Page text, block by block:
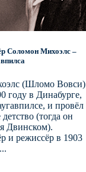
Соломон Михоэлс –
(Шломо Вовси)
году в Динабурге,
и провёл
(тогда он
Двинском).
и режиссёр в 1903